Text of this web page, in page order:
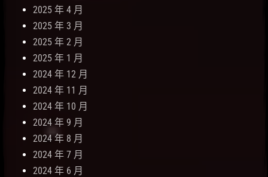
2025 年 4 月
2025 年 3 月
2025 年 2 月
2025 年 1 月
2024 年 12 月
2024 年 11 月
2024 年 10 月
2024 年 9 月
2024 年 8 月
2024 年 7 月
2024 年 6 月